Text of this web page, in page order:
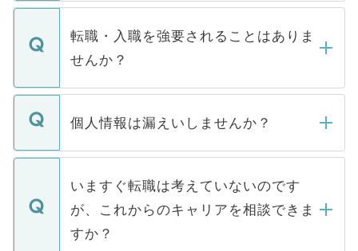
ます。通常、5営業日以内にはご連絡をせて
いただきますので、しばらくお待ちくださ
マイナビDOCTORで取り扱っている求人の
うち約3割は、Webサイトからご覧いただ
けない「非公開求人」です。非公開求人は
下記の理由によって、一般には公開してい
ません。
■応募殺到を避けるため 人気のある医療機
関を公にしてしまうと、応募が殺到する場
に、医療機関が求める条件に合った人材の
みを人材紹介会社に依頼するケースが増え
ています。
転職・入職を強要されることはありま
せんか？
転職・入職を強要することは一切ありませ
ん。また、仮に応募先から内定をいただい
定を承諾する必要はありません。内定先へ
の辞退の連絡はキャリアパートナーが行い
個人情報は漏えいしませんか？
個人情報が漏えいすることはありませんの
で、ご安心ください。当サイトからの登録
などで収集したご登録者様の個人情報は、
ご本人のキャリアアップおよび転職活動の
支援を目的に使用いたします。お預かりし
いますぐ転職は考えていないのです
が、これからのキャリアを相談できま
すか？